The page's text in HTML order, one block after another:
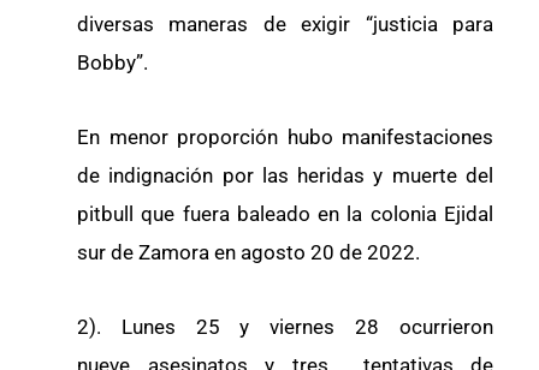
diversas maneras de exigir “justicia para
Bobby”.
En menor proporción hubo manifestaciones
de indignación por las heridas y muerte del
pitbull que fuera baleado en la colonia Ejidal
sur de Zamora en agosto 20 de 2022.
2). Lunes 25 y viernes 28 ocurrieron
nueve asesinatos y tres tentativas de